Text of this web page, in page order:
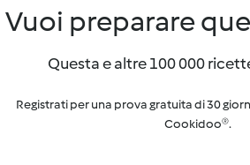
Vuoi preparare
Questa e altre 100 000
Registrati per una prova gratuita di 30
Cookidoo®.